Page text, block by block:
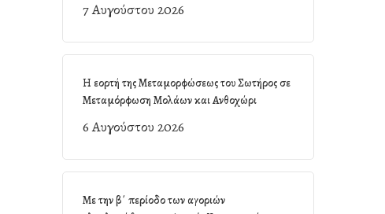
7 Αυγούστου 2026
Η εορτή της Μεταμορφώσεως του Σωτήρος σε
Μεταμόρφωση Μολάων και Ανθοχώρι
6 Αυγούστου 2026
Με την β΄ περίοδο των αγοριών